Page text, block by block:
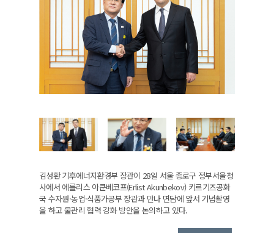
김성환 기후에너지환경부 장관이 28일 서울 종로구 정부서울청
사에서 에를리스 아쿤베코프(Erlist Akunbekov) 키르기즈공화
국 수자원·농업·식품가공부 장관과 만나 면담에 앞서 기념촬영
을 하고 물관리 협력 강화 방안을 논의하고 있다.